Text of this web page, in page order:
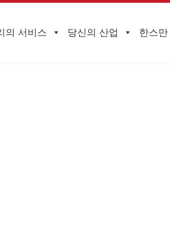
의 서비스 당신의 산업 한스만